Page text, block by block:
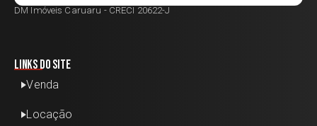
DM Imóveis Caruaru - CRECI 20622-J
Links do site
Venda
Locação